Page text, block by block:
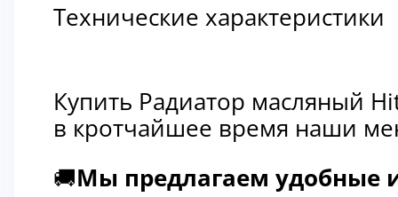
Технические характеристики
Купить Радиатор масляный
в кротчайшее время наши
🚚Мы предлагаем удобные